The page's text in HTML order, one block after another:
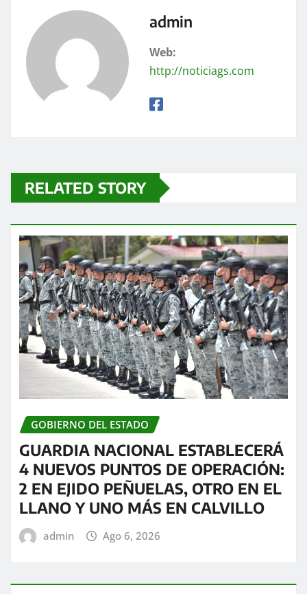
admin
Web:
http://noticiags.com
RELATED STORY
GOBIERNO DEL ESTADO
GUARDIA NACIONAL ESTABLECERÁ
4 NUEVOS PUNTOS DE OPERACIÓN:
2 EN EJIDO PEÑUELAS, OTRO EN EL
LLANO Y UNO MÁS EN CALVILLO
admin Ago 6, 2026